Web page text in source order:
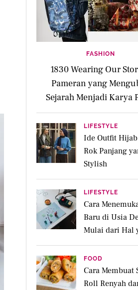
FASHION
1830 Wearing Our
Pameran yang
Sejarah Menjadi Karya
LIFESTYLE
Ide Outfit
Rok Panjang
Stylish
LIFESTYLE
Cara
Baru di Usia
Mulai dari Hal
Disukai
FOOD
Cara Membuat
Roll Renyah